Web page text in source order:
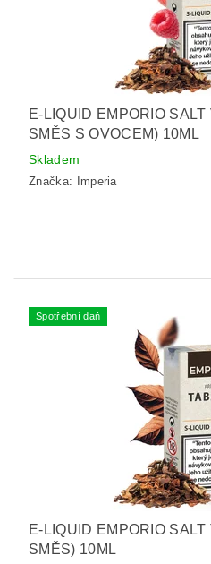
E-LIQUID EMPORIO
SMĚS S OVOCEM) 10ML
Skladem
Značka: Imperia
Spotřební daň
E-LIQUID EMPORIO
SMĚS) 10ML